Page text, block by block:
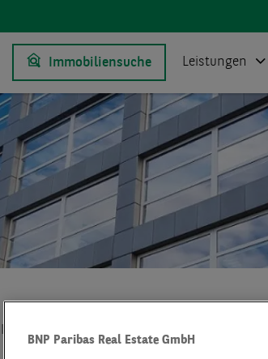
Immobiliensuche Leistungen
BNP Paribas Real Estate GmbH